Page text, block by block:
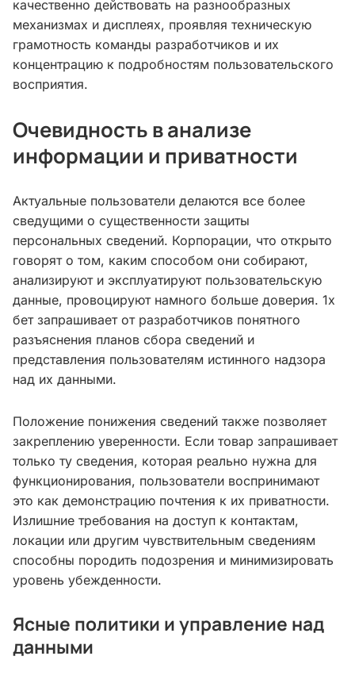
качественно действовать на разнообразных
механизмах и дисплеях, проявляя техническую
грамотность команды разработчиков и их
концентрацию к подробностям пользовательского
восприятия.
Очевидность в анализе
информации и приватности
Актуальные пользователи делаются все более
сведущими о существенности защиты
персональных сведений. Корпорации, что открыто
говорят о том, каким способом они собирают,
анализируют и эксплуатируют пользовательскую
данные, провоцируют намного больше доверия. 1х
бет запрашивает от разработчиков понятного
разъяснения планов сбора сведений и
представления пользователям истинного надзора
над их данными.
Положение понижения сведений также позволяет
закреплению уверенности. Если товар запрашивает
только ту сведения, которая реально нужна для
функционирования, пользователи воспринимают
это как демонстрацию почтения к их приватности.
Излишние требования на доступ к контактам,
локации или другим чувствительным сведениям
способны породить подозрения и минимизировать
уровень убежденности.
Ясные политики и управление над
данными